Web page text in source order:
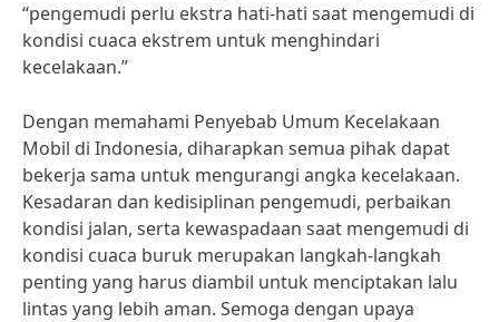
“pengemudi perlu ekstra hati-hati saat mengemudi di
kondisi cuaca ekstrem untuk menghindari
kecelakaan.”
Dengan memahami Penyebab Umum Kecelakaan
Mobil di Indonesia, diharapkan semua pihak dapat
bekerja sama untuk mengurangi angka kecelakaan.
Kesadaran dan kedisiplinan pengemudi, perbaikan
kondisi jalan, serta kewaspadaan saat mengemudi di
kondisi cuaca buruk merupakan langkah-langkah
penting yang harus diambil untuk menciptakan lalu
lintas yang lebih aman. Semoga dengan upaya